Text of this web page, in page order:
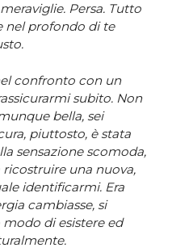
Persa. Tutto
nel profondo di te
confronto con un
subito. Non
bella, sei
piuttosto, è stata
sensazione scomoda,
ricostruire una nuova,
identificarmi. Era
cambiasse, si
modo di esistere ed